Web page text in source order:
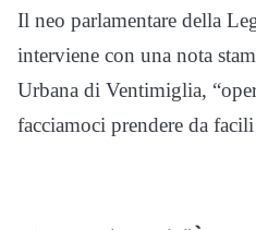
Il neo parlamentare della
interviene con una nota
Urbana di Ventimiglia,
facciamoci prendere da